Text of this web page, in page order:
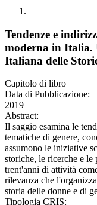
Tendenze e
moderna in Italia.
Italiana delle
Capitolo di libro
Data di Pubblicazione:
2019
Abstract:
Il saggio esamina le
tematiche di genere,
assumono le iniziative
storiche, le ricerche e
trent'anni di attività
rilevanza che
storia delle donne e di
Tipologia CRIS: